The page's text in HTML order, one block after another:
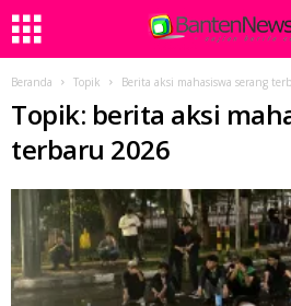
Beranda Topik Berita aksi mahasiswa serang
Topik: berita aksi
terbaru 2026